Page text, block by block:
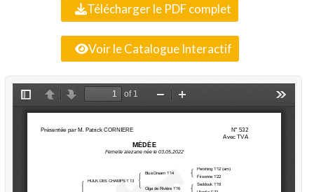
Télécharger le PDF complet
Voir le Catalogue Interactif